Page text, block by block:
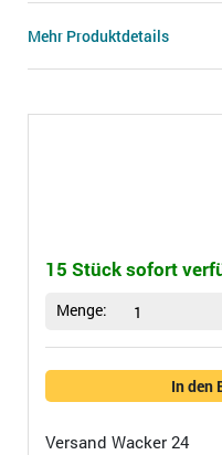
Mehr Produktdetails
15 Stück sofort
Menge: 1
In den
Versand Wacker 24